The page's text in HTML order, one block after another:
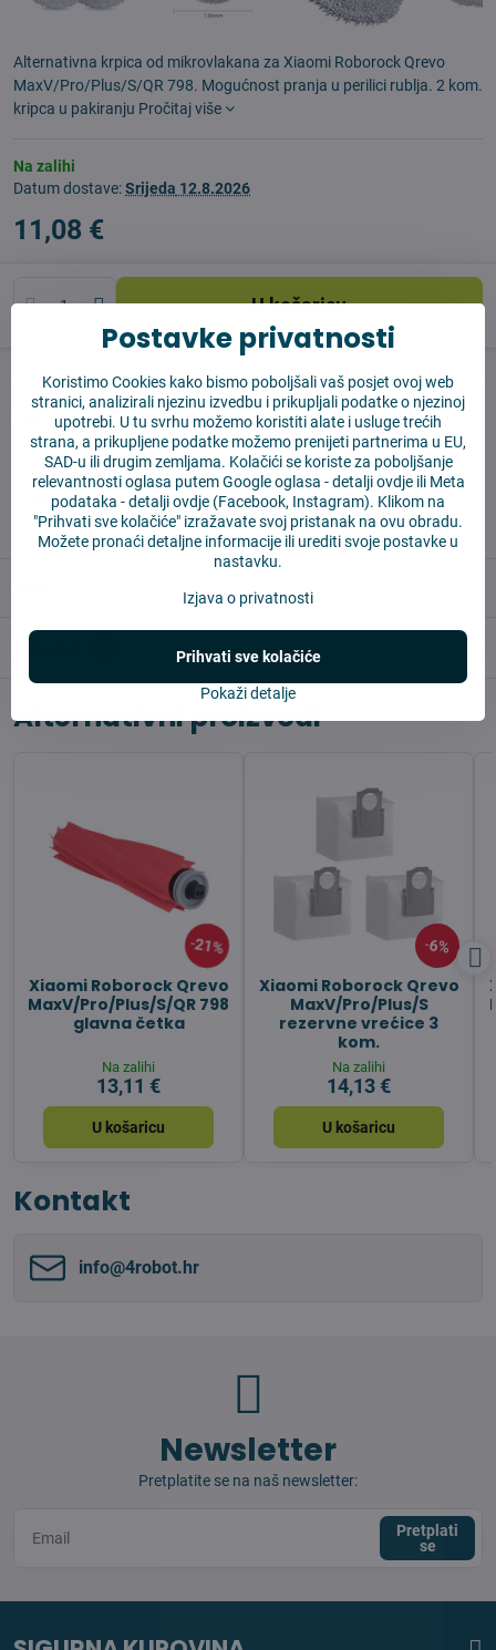
Alternativna krpica od mikrovlakana za Xiaomi Roborock Qrevo
MaxV/Pro/Plus/S/QR 798. Mogućnost pranja u perilici rublja. 2 kom.
kripca u pakiranju Pročitaj više
Na zalihi
Datum dostave:Srijeda 12.8.2026
11,08 €
U košaricu
Pas čuvar Shippings
Proizvođač:Vysajto.sk
✅ Spremno za slanje odmah
✅ BESPLATNA dostava iznad 55 EUR
✅ 14 dana za povrat robe
Alternativni proizvodi
21%
Xiaomi Roborock Qrevo
MaxV/Pro/Plus/S/QR 798
glavna četka
Na zalihi
13,11 €
U košaricu
6%
Xiaomi Roborock Qrevo
MaxV/Pro/Plus/S
rezervne vrećice 3
kom.
Na zalihi
14,13 €
U košaricu
Kontakt
info​@4robot​.hr
Newsletter
Pretplatite se na naš newsletter:
Pretplati
se
Postavke privatnosti
Koristimo Cookies kako bismo poboljšali vaš posjet ovoj web
stranici, analizirali njezinu izvedbu i prikupljali podatke o njezinoj
upotrebi. U tu svrhu možemo koristiti alate i usluge trećih
strana, a prikupljene podatke možemo prenijeti partnerima u EU,
SAD-u ili drugim zemljama. Kolačići se koriste za poboljšanje
relevantnosti oglasa putem Google oglasa -detalji ovdjeili Meta
podataka -detalji ovdje (Facebook, Instagram). Klikom na
"Prihvati sve kolačiće" izražavate svoj pristanak na ovu obradu.
Možete pronaći detaljne informacije ili urediti svoje postavke u
nastavku.
Izjava o privatnosti
Pokaži detalje
Prihvati sve kolačiće